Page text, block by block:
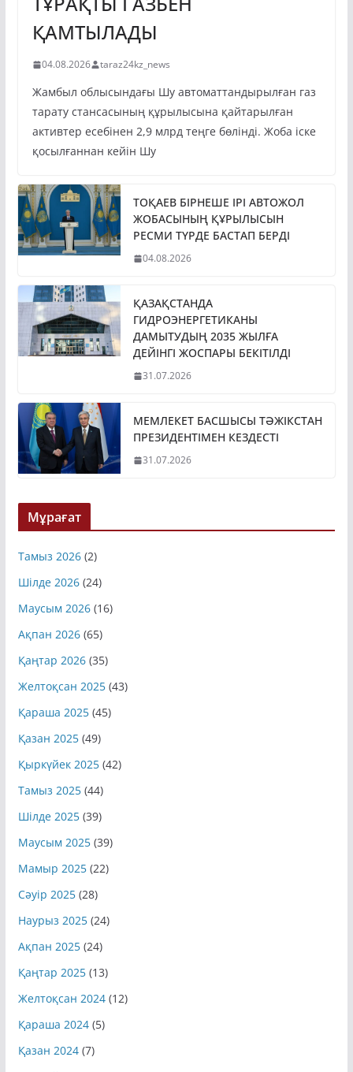
ҚАМТЫЛАДЫ
04.08.2026 taraz24kz_news
Жамбыл облысындағы Шу автоматтандырылған газ
тарату стансасының құрылысына қайтарылған
активтер есебінен 2,9 млрд теңге бөлінді. Жоба іске
қосылғаннан кейін Шу
ЖОБАСЫНЫҢ ҚҰРЫЛЫСЫН
РЕСМИ ТҮРДЕ БАСТАП БЕРДІ
04.08.2026
ГИДРОЭНЕРГЕТИКАНЫ
ДАМЫТУДЫҢ 2035 ЖЫЛҒА
ДЕЙІНГІ ЖОСПАРЫ БЕКІТІЛДІ
31.07.2026
ПРЕЗИДЕНТІМЕН КЕЗДЕСТІ
31.07.2026
Тамыз 2026(2)
Шілде 2026(24)
Маусым 2026(16)
Ақпан 2026(65)
Қаңтар 2026(35)
Желтоқсан 2025(43)
Қараша 2025(45)
Қазан 2025(49)
Қыркүйек 2025(42)
Тамыз 2025(44)
Шілде 2025(39)
Маусым 2025(39)
Мамыр 2025(22)
Сәуір 2025(28)
Наурыз 2025(24)
Ақпан 2025(24)
Қаңтар 2025(13)
Желтоқсан 2024(12)
Қараша 2024(5)
Қазан 2024(7)
Қыркүйек 2024